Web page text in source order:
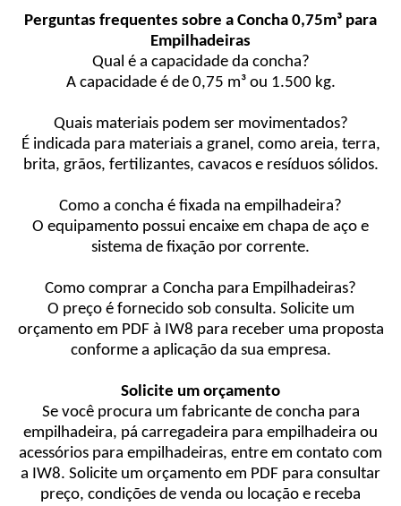
Perguntas frequentes sobre a Concha 0,75m³ para
Empilhadeiras
Qual é a capacidade da concha?
A capacidade é de 0,75 m³ ou 1.500 kg.
Quais materiais podem ser movimentados?
É indicada para materiais a granel, como areia, terra,
brita, grãos, fertilizantes, cavacos e resíduos sólidos.
Como a concha é fixada na empilhadeira?
O equipamento possui encaixe em chapa de aço e
sistema de fixação por corrente.
Como comprar a Concha para Empilhadeiras?
O preço é fornecido sob consulta. Solicite um
orçamento em PDF à IW8 para receber uma proposta
conforme a aplicação da sua empresa.
Solicite um orçamento
Se você procura um fabricante de concha para
empilhadeira, pá carregadeira para empilhadeira ou
acessórios para empilhadeiras, entre em contato com
a IW8. Solicite um orçamento em PDF para consultar
preço, condições de venda ou locação e receba